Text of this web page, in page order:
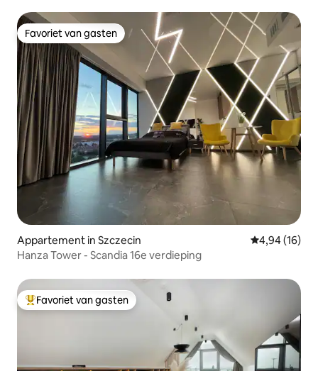
Favoriet van gasten
Favoriet van gasten
Appartement in Szczecin Gemiddelde
4,94 (16)
Hanza Tower - Scandia 16e verdieping
Topfavoriet van gasten
Favoriet van gasten